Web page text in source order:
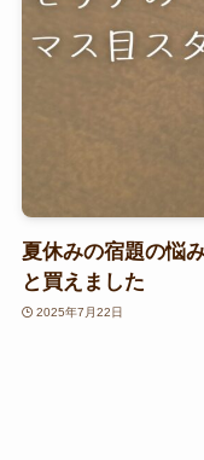
夏休みの宿題の悩
と買えました
2025年7月22日